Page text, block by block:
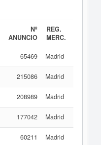
Nº
ANUNCIO
REG.
MERC.
65469 Madrid
215086 Madrid
208989 Madrid
177042 Madrid
60211 Madrid